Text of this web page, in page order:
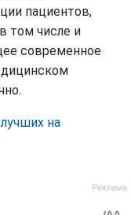
пациентов,
том числе и
современное
на